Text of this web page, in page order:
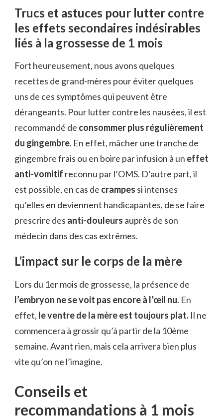
Trucs et astuces pour lutter contre
les effets secondaires indésirables
liés à la grossesse de 1 mois
Fort heureusement, nous avons quelques
recettes de grand-mères pour éviter quelques
uns de ces symptômes qui peuvent être
dérangeants. Pour lutter contre les nausées, il est
recommandé de consommer plus régulièrement
du gingembre. En effet, mâcher une tranche de
gingembre frais ou en boire par infusion à un effet
anti-vomitif reconnu par l’OMS. D’autre part, il
est possible, en cas de crampes si intenses
qu’elles en deviennent handicapantes, de se faire
prescrire des anti-douleurs auprès de son
médecin dans des cas extrêmes.
L’impact sur le corps de la mère
Lors du 1er mois de grossesse, la présence de
l’embryon ne se voit pas encore à l’œil nu. En
effet, le ventre de la mère est toujours plat. Il ne
commencera à grossir qu’à partir de la 10ème
semaine. Avant rien, mais cela arrivera bien plus
vite qu’on ne l’imagine.
Conseils et
recommandations à 1 mois